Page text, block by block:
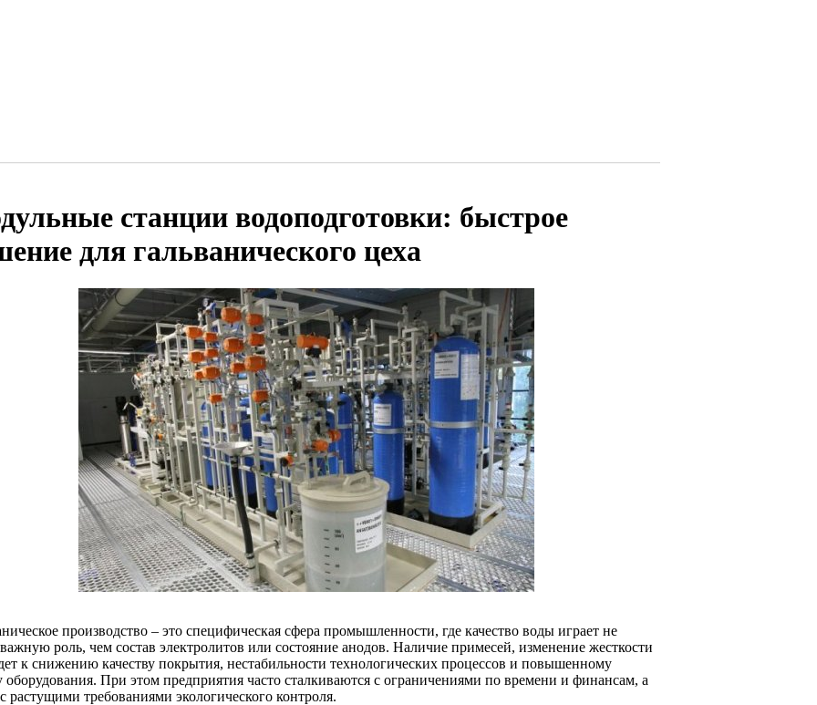
станции водоподготовки: быстрое
для гальванического цеха
производство – это специфическая сфера промышленности, где качество воды играет не
роль, чем состав электролитов или состояние анодов. Наличие примесей, изменение жесткости
к снижению качеству покрытия, нестабильности технологических процессов и повышенному
оборудования. При этом предприятия часто сталкиваются с ограничениями по времени и финансам, а
растущими требованиями экологического контроля.